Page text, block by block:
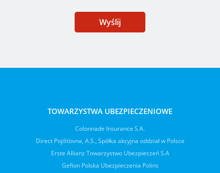
Wyślij
TOWARZYSTWA UBEZPIECZENIOWE
Colonnade Insurance S.A.
Direct Pojišťovna, A.S., Spółka akcyjna oddział w Polsce
Erste Allianz Towarzystwo Ubezpieczeń S.A
Gefion Polska Ubezpieczenia Polins